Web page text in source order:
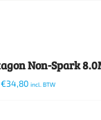
Non-Spark
€34,80 incl. BTW